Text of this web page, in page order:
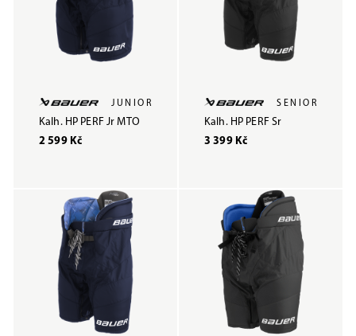
JUNIOR
Kalh. HP PERF Jr MTO
2 599 Kč
SENIOR
Kalh. HP PERF Sr
3 399 Kč